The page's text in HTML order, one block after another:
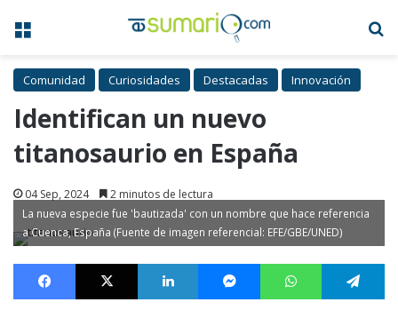
Menú
Comunidad Curiosidades Destacadas Innovación
Identifican un nuevo
titanosaurio en España
04 Sep, 2024 2 minutos de lectura
La nueva especie fue 'bautizada' con un nombre que hace referencia
a Cuenca, España (Fuente de imagen referencial: EFE/GBE/UNED)
Facebook X LinkedIn MessengerWhatsApp